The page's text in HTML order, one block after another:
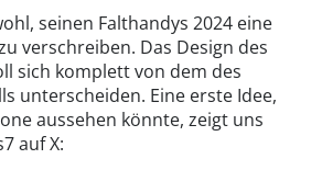
seinen Falthandys 2024 eine
verschreiben. Das Design des
sich komplett von dem des
unterscheiden. Eine erste Idee,
aussehen könnte, zeigt uns
auf X: